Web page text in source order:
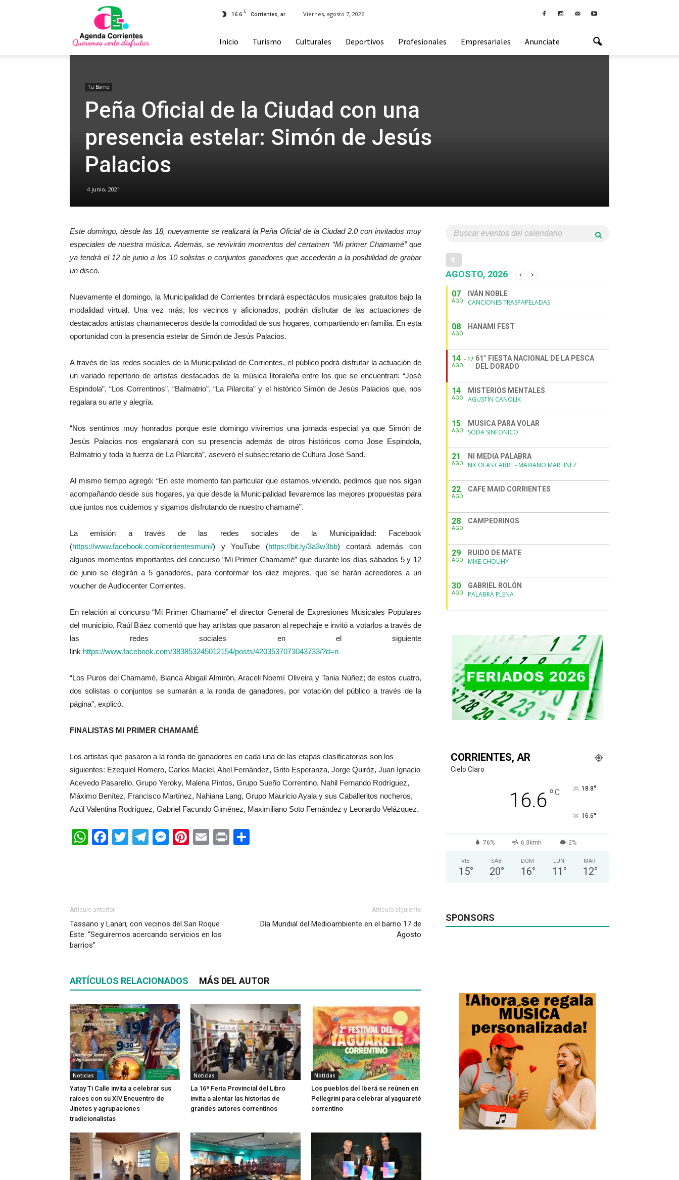
Corrientes
16.6 C
Corrientes, ar Viernes, agosto 7, 2026
Inicio Turismo Culturales Deportivos Profesionales Empresariales Anunciate
Tu Barrio
Peña Oficial de la Ciudad con una
presencia estelar: Simón de Jesús
Palacios
4 junio, 2021
Este domingo, desde las 18, nuevamente se realizará la Peña Oficial de la Ciudad 2.0 con invitados muy
especiales de nuestra música. Además, se revivirán momentos del certamen “Mi primer Chamamé” que
ya tendrá el 12 de junio a los 10 solistas o conjuntos ganadores que accederán a la posibilidad de grabar
un disco.
Nuevamente el domingo, la Municipalidad de Corrientes brindará espectáculos musicales gratuitos bajo la
modalidad virtual. Una vez más, los vecinos y aficionados, podrán disfrutar de las actuaciones de
destacados artistas chamameceros desde la comodidad de sus hogares, compartiendo en familia. En esta
oportunidad con la presencia estelar de Simón de Jesús Palacios.
A través de las redes sociales de la Municipalidad de Corrientes, el público podrá disfrutar la actuación de
un variado repertorio de artistas destacados de la música litoraleña entre los que se encuentran: “José
Espindola”, “Los Correntinos”, “Balmatrio”, “La Pilarcita” y el histórico Simón de Jesús Palacios que, nos
regalara su arte y alegría.
“Nos sentimos muy honrados porque este domingo viviremos una jornada especial ya que Simón de
Jesús Palacios nos engalanará con su presencia además de otros históricos como Jose Espindola,
Balmatrio y toda la fuerza de La Pilarcita”, aseveró el subsecretario de Cultura José Sand.
Al mismo tiempo agregó: “En este momento tan particular que estamos viviendo, pedimos que nos sigan
acompañando desde sus hogares, ya que desde la Municipalidad llevaremos las mejores propuestas para
que juntos nos cuidemos y sigamos disfrutando de nuestro chamamé”.
La emisión a través de las redes sociales de la Municipalidad: Facebook
(https://www.facebook.com/corrientesmuni/) y YouTube (https://bit.ly/3a3w3bb) contará además con
algunos momentos importantes del concurso “Mi Primer Chamamé” que durante los días sábados 5 y 12
de junio se elegirán a 5 ganadores, para conformar los diez mejores, que se harán acreedores a un
voucher de Audiocenter Corrientes.
En relación al concurso “Mi Primer Chamamé” el director General de Expresiones Musicales Populares
del municipio, Raúl Báez comentó que hay artistas que pasaron al repechaje e invitó a votarlos a través de
las redes sociales en el siguiente
link https://www.facebook.com/383853245012154/posts/4203537073043733/?d=n
“Los Puros del Chamamé, Bianca Abigail Almirón, Araceli Noemí Oliveira y Tania Núñez; de estos cuatro,
dos solistas o conjuntos se sumarán a la ronda de ganadores, por votación del público a través de la
página”, explicó.
FINALISTAS MI PRIMER CHAMAMÉ
Los artistas que pasaron a la ronda de ganadores en cada una de las etapas clasificatorias son los
siguientes: Ezequiel Romero, Carlos Maciel, Abel Fernández, Grito Esperanza, Jorge Quiróz, Juan Ignacio
Acevedo Pasarello, Grupo Yeroky, Malena Pintos, Grupo Sueño Correntino, Nahil Fernando Rodríguez,
Máximo Benítez, Francisco Martínez, Nahiana Lang, Grupo Mauricio Ayala y sus Caballeritos nocheros,
Azúl Valentina Rodríguez, Gabriel Facundo Giménez, Maximiliano Soto Fernández y Leonardo Velázquez.
WhatsApp
Facebook
TwitterTelegram
Messenger
Pinterest
EmailPrint
Artículo anterior
Tassano y Lanari, con vecinos del San Roque
Este: “Seguiremos acercando servicios en los
barrios”
Artículo siguiente
Día Mundial del Medioambiente en el barrio 17 de
Agosto
ARTÍCULOS RELACIONADOS MÁS DEL AUTOR
Noticias
Yatay Ti Calle invita a celebrar sus
raíces con su XIV Encuentro de
Jinetes y agrupaciones
tradicionalistas
Noticias
La 16ª Feria Provincial del Libro
invita a alentar las historias de
grandes autores correntinos
Noticias
Los pueblos del Iberá se reúnen en
Pellegrini para celebrar al yaguareté
correntino
AGOSTO, 2026
07
AGO
IVÁN NOBLE
CANCIONES TRASPAPELADAS
08
AGO
HANAMI FEST
14
AGO
17 61° FIESTA NACIONAL DE LA PESCA
DEL DORADO
14
AGO
MISTERIOS MENTALES
AGUSTÍN CANOLIK
15
AGO
MUSICA PARA VOLAR
SODA SINFONICO
21
AGO
NI MEDIA PALABRA
NICOLAS CABRE - MARIANO MARTINEZ
22
AGO
CAFE MAID CORRIENTES
28
AGO
CAMPEDRINOS
29
AGO
RUIDO DE MATE
MIKE CHOUHY
30
AGO
GABRIEL ROLÓN
PALABRA PLENA
CORRIENTES, AR
Cielo Claro
16.6°C 18.8°
16.6°
76% 6.3kmh 2%
VIE
15°
SAB
20°
DOM
16°
LUN
11 °
MAR
12°
SPONSORS